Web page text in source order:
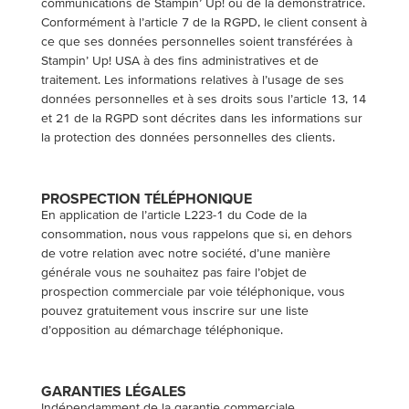
Conformément à l’article 7 de la RGPD, le client consent à
ce que ses données personnelles soient transférées à
Stampin’ Up! USA à des fins administratives et de
traitement. Les informations relatives à l’usage de ses
données personnelles et à ses droits sous l’article 13, 14
et 21 de la RGPD sont décrites dans les informations sur
la protection des données personnelles des clients.
PROSPECTION TÉLÉPHONIQUE
En application de l’article L223-1 du Code de la
consommation, nous vous rappelons que si, en dehors
de votre relation avec notre société, d’une manière
générale vous ne souhaitez pas faire l’objet de
prospection commerciale par voie téléphonique, vous
pouvez gratuitement vous inscrire sur une liste
d’opposition au démarchage téléphonique.
GARANTIES LÉGALES